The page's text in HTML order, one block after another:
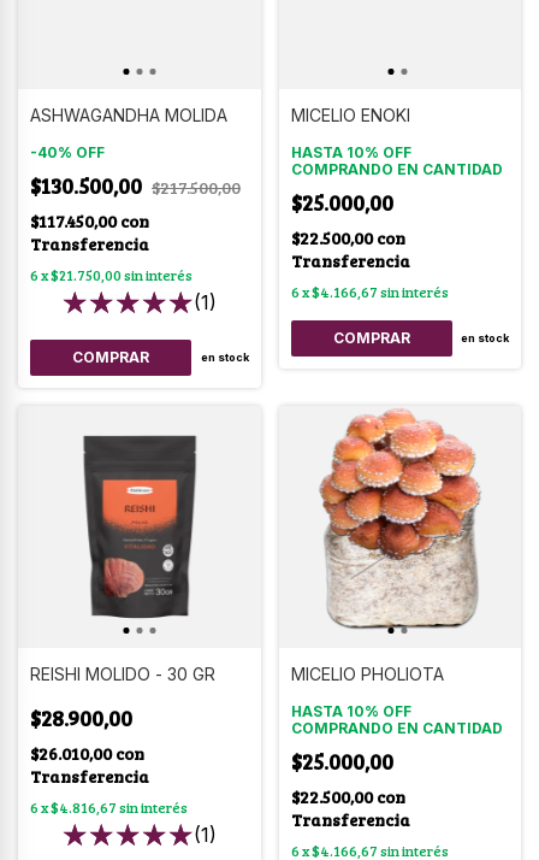
ASHWAGANDHA MOLIDA
-40% OFF
$130.500,00 $217.500,00
$117.450,00con
Transferencia
6x$21.750,00sin interés
(1)
COMPRAR en stock
MICELIO ENOKI
HASTA 10% OFF
COMPRANDO EN CANTIDAD
$25.000,00
$22.500,00con
Transferencia
6x$4.166,67sin interés
COMPRAR en stock
REISHI MOLIDO - 30 GR
$28.900,00
$26.010,00con
Transferencia
6x$4.816,67sin interés
(1)
MICELIO PHOLIOTA
HASTA 10% OFF
COMPRANDO EN CANTIDAD
$25.000,00
$22.500,00con
Transferencia
6x$4.166,67sin interés